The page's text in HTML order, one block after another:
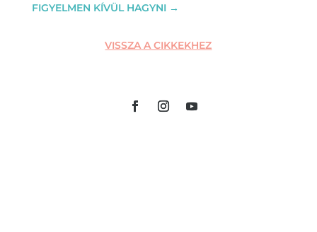
FIGYELMEN KÍVÜL HAGYNI→
VISSZA A CIKKEKHEZ